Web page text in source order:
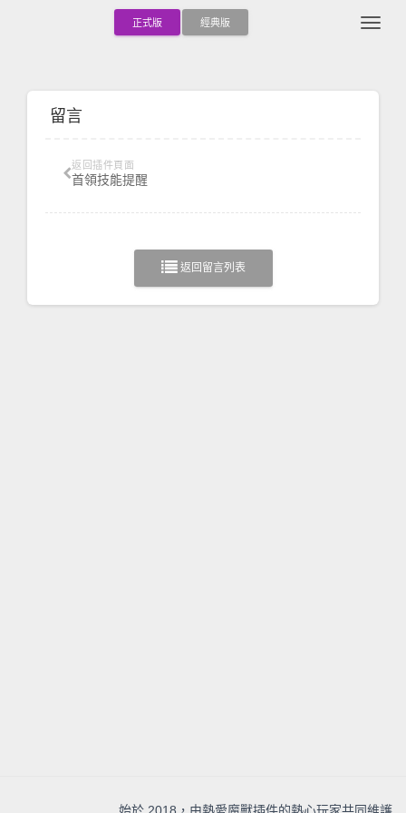
正式版 經典版
留言
返回插件頁面
首領技能提醒
返回留言列表